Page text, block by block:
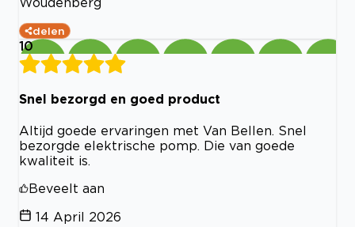
delen
10
Snel bezorgd en goed product
Altijd goede ervaringen met Van Bellen. Snel
bezorgde elektrische pomp. Die van goede
kwaliteit is.
Beveelt aan
14 April 2026